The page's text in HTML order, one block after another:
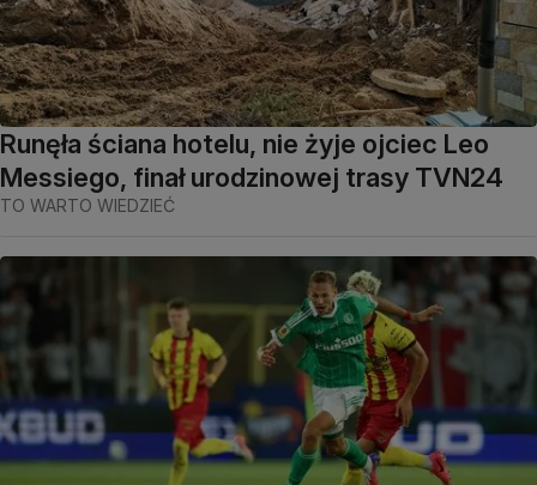
Runęła ściana hotelu, nie żyje ojciec Leo
Messiego, finał urodzinowej trasy TVN24
TO WARTO WIEDZIEĆ